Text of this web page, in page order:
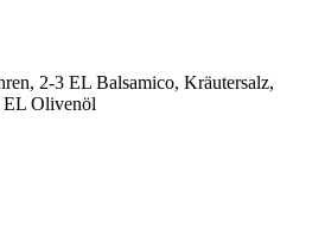
2-3 EL Balsamico, Kräutersalz,
EL Olivenöl